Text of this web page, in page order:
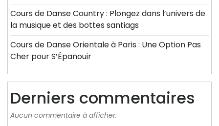
Cours de Danse Country : Plongez dans l’univers de
la musique et des bottes santiags
Cours de Danse Orientale à Paris : Une Option Pas
Cher pour S’Épanouir
Derniers commentaires
Aucun commentaire à afficher.